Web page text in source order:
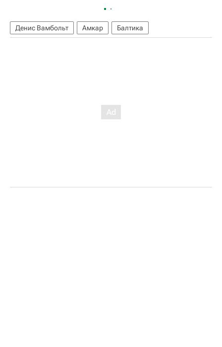
Денис Вамбольт Амкар Балтика